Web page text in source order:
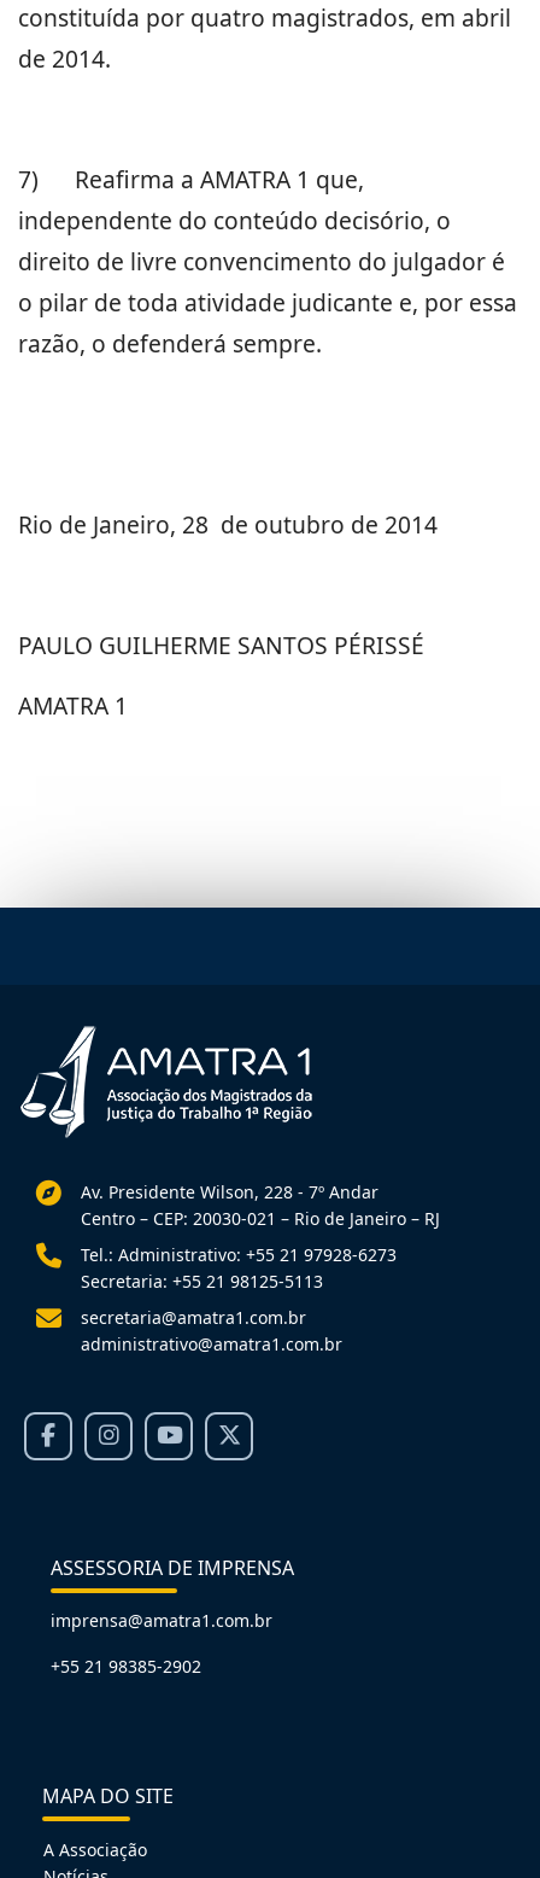
constituída por quatro magistrados, em abril
de 2014.
7) Reafirma a AMATRA 1 que,
independente do conteúdo decisório, o
direito de livre convencimento do julgador é
o pilar de toda atividade judicante e, por essa
razão, o defenderá sempre.
Rio de Janeiro, 28 de outubro de 2014
PAULO GUILHERME SANTOS PÉRISSÉ
AMATRA 1
Av. Presidente Wilson, 228 - 7º Andar
Centro – CEP: 20030-021 – Rio de Janeiro – RJ
Tel.: Administrativo: +55 21 97928-6273
Secretaria: +55 21 98125-5113
secretaria@amatra1.com.br
administrativo@amatra1.com.br
ASSESSORIA DE IMPRENSA
imprensa@amatra1.com.br
+55 21 98385-2902
MAPA DO SITE
A Associação